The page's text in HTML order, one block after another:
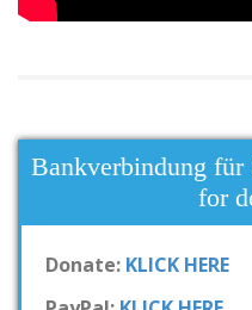
Bankverbindung für
for
Donate: KLICK HERE